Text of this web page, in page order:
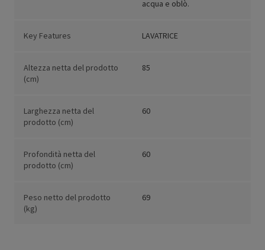
acqua e oblò.
Key Features LAVATRICE
Altezza netta del prodotto
(cm)
85
Larghezza netta del
prodotto (cm)
60
Profondità netta del
prodotto (cm)
60
Peso netto del prodotto
(kg)
69